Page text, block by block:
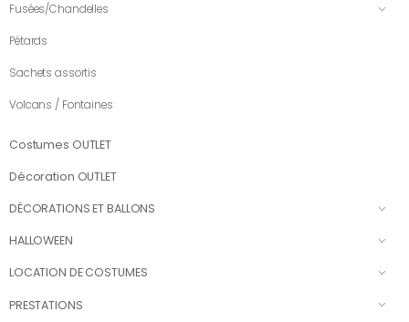
Fusées/Chandelles
Pétards
Sachets assortis
Volcans / Fontaines
Costumes OUTLET
Décoration OUTLET
DÉCORATIONS ET BALLONS
HALLOWEEN
LOCATION DE COSTUMES
PRESTATIONS